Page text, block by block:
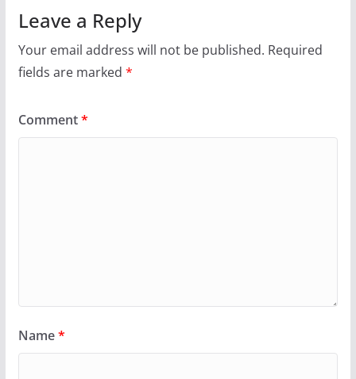
Leave a Reply
Your email address will not be published. Required
fields are marked *
Comment*
Name*